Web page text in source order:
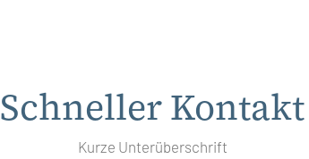
Schneller Kontakt
Kurze Unterüberschrift